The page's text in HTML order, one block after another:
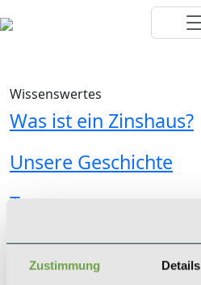
Zustimmung Details
Wissenswertes
Was ist ein Zinshaus?
Unsere Geschichte
Team
SAEGER & CIE.